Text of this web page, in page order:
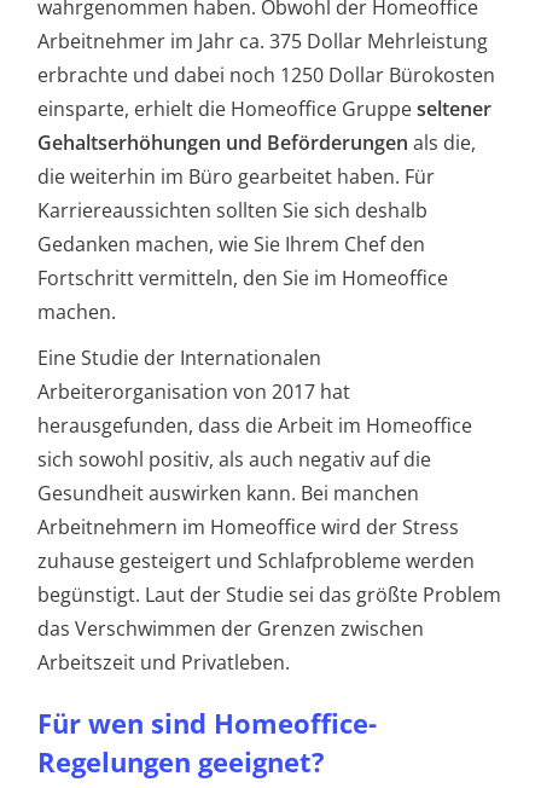
wahrgenommen haben. Obwohl der Homeoffice
Arbeitnehmer im Jahr ca. 375 Dollar Mehrleistung
erbrachte und dabei noch 1250 Dollar Bürokosten
einsparte, erhielt die Homeoffice Gruppeseltener
Gehaltserhöhungen und Beförderungen als die,
die weiterhin im Büro gearbeitet haben. Für
Karriereaussichten sollten Sie sich deshalb
Gedanken machen, wie Sie Ihrem Chef den
Fortschritt vermitteln, den Sie im Homeoffice
machen.
Eine Studie der Internationalen
Arbeiterorganisation von 2017 hat
herausgefunden, dass die Arbeit im Homeoffice
sich sowohl positiv, als auch negativ auf die
Gesundheit auswirken kann. Bei manchen
Arbeitnehmern im Homeoffice wird der Stress
zuhause gesteigert und Schlafprobleme werden
begünstigt. Laut der Studie sei das größte Problem
das Verschwimmen der Grenzen zwischen
Arbeitszeit und Privatleben.
Für wen sind Homeoffice-
Regelungen geeignet?